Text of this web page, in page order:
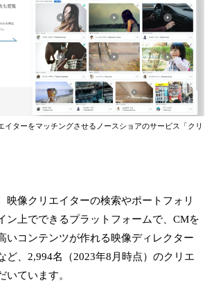
イターをマッチングさせるノースショアのサービス「クリ
映像クリエイターの検索やポートフォリ
ン上でできるプラットフォームで、CMを
いコンテンツが作れる映像ディレクター
ど、2,994名（2023年8月時点）のクリエ
いています。